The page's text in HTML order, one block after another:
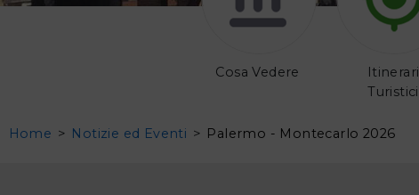
Cosa Vedere
Itinerari
Turistici
Home > Notizie ed Eventi > Palermo - Montecarlo 2026